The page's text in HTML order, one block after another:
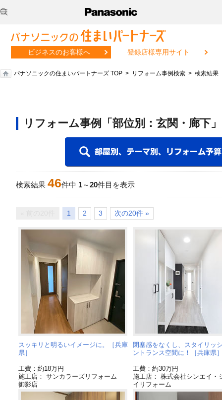
ビジネスのお客様へ 登録店様専用サイト
パナソニックの住まいパートナーズ TOP リフォーム事例検索 検索結果
リフォーム事例「部位別：玄関・廊下
検索結果 46件中 1～20件目を表示
1 2 3 次の20件 »
スッキリと明るいイメージに。［兵庫
県］
工費：約18万円
施工店： サンカラーズリフォーム
御影店
閉塞感をなくし、スタイリッ
ントランス空間に！［兵庫県
工費：約30万円
施工店： 株式会社シンエイ・
イリフォーム